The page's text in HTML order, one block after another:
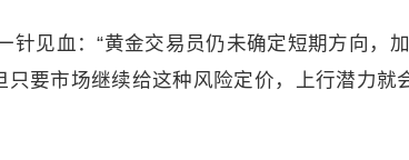
见血：“黄金交易员仍未确定短期方向，加
要市场继续给这种风险定价，上行潜力就